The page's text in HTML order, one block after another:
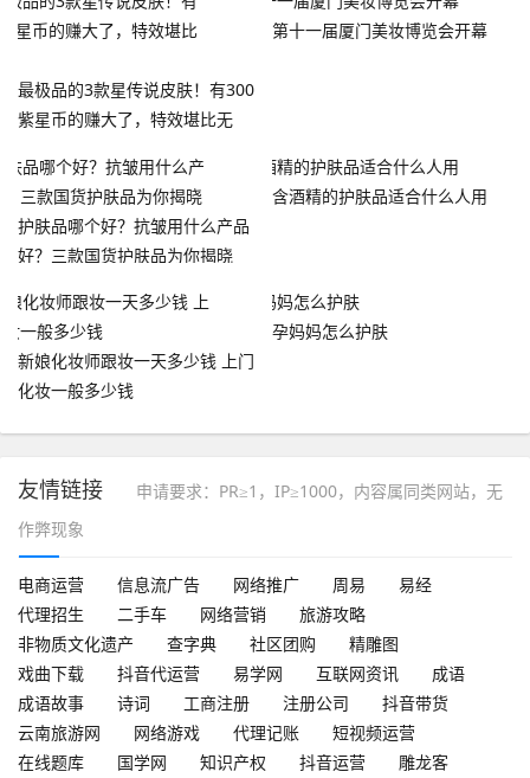
最极品的3款星传说皮肤！有300
紫星币的赚大了，特效堪比无
第十一届厦门美妆博览会开幕
护肤品哪个好？抗皱用什么产品
好？三款国货护肤品为你揭晓
含酒精的护肤品适合什么人用
新娘化妆师跟妆一天多少钱 上门
化妆一般多少钱
孕妈妈怎么护肤
友情链接
申请要求：PR≥1，IP≥1000，内容属同类网站，无
作弊现象
电商运营 信息流广告 网络推广 周易
易经
代理招生
二手车 网络营销
旅游攻略
非物质文化遗产
查字典 社区团购
精雕图
戏曲下载
抖音代运营 易学网 互联网资讯
成语
成语故事
诗词 工商注册 注册公司
抖音带货
云南旅游网
网络游戏 代理记账
短视频运营
在线题库
国学网 知识产权 抖音运营
雕龙客